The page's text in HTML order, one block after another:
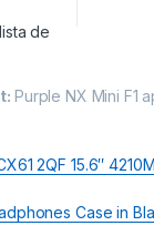
de
Purple NX Mini F1
2QF 15.6″ 4210M
Case in